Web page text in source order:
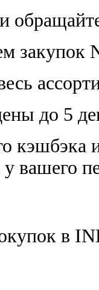
закупок
до 5
кэшбэка
вашего
в